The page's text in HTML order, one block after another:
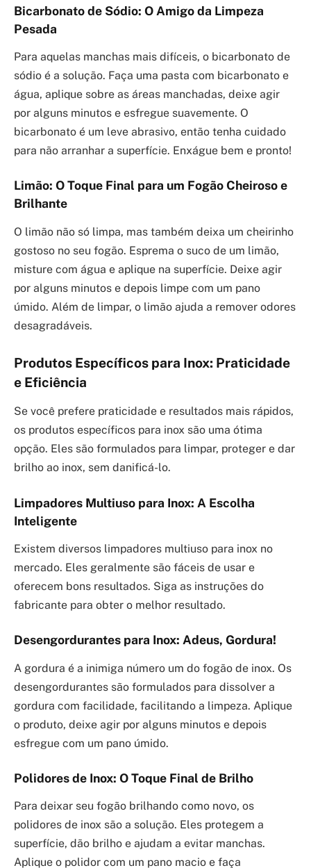
Bicarbonato de Sódio: O Amigo da Limpeza
Pesada
Para aquelas manchas mais difíceis, o bicarbonato de
sódio é a solução. Faça uma pasta com bicarbonato e
água, aplique sobre as áreas manchadas, deixe agir
por alguns minutos e esfregue suavemente. O
bicarbonato é um leve abrasivo, então tenha cuidado
para não arranhar a superfície. Enxágue bem e pronto!
Limão: O Toque Final para um Fogão Cheiroso e
Brilhante
O limão não só limpa, mas também deixa um cheirinho
gostoso no seu fogão. Esprema o suco de um limão,
misture com água e aplique na superfície. Deixe agir
por alguns minutos e depois limpe com um pano
úmido. Além de limpar, o limão ajuda a remover odores
desagradáveis.
Produtos Específicos para Inox: Praticidade
e Eficiência
Se você prefere praticidade e resultados mais rápidos,
os produtos específicos para inox são uma ótima
opção. Eles são formulados para limpar, proteger e dar
brilho ao inox, sem danificá-lo.
Limpadores Multiuso para Inox: A Escolha
Inteligente
Existem diversos limpadores multiuso para inox no
mercado. Eles geralmente são fáceis de usar e
oferecem bons resultados. Siga as instruções do
fabricante para obter o melhor resultado.
Desengordurantes para Inox: Adeus, Gordura!
A gordura é a inimiga número um do fogão de inox. Os
desengordurantes são formulados para dissolver a
gordura com facilidade, facilitando a limpeza. Aplique
o produto, deixe agir por alguns minutos e depois
esfregue com um pano úmido.
Polidores de Inox: O Toque Final de Brilho
Para deixar seu fogão brilhando como novo, os
polidores de inox são a solução. Eles protegem a
superfície, dão brilho e ajudam a evitar manchas.
Aplique o polidor com um pano macio e faça